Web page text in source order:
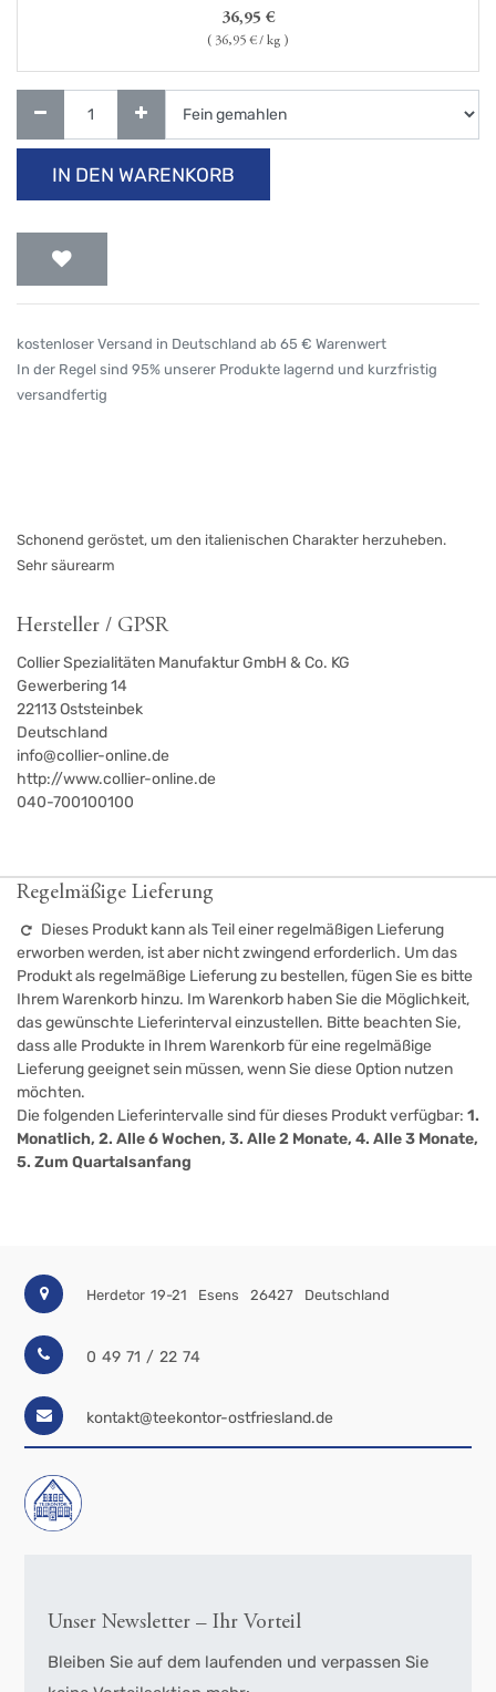
36,95 €
( 36,95 € / kg )
IN DEN WARENKORB
kostenloser Versand in Deutschland ab 65 € Warenwert
In der Regel sind 95% unserer Produkte lagernd und kurzfristig
versandfertig
Schonend geröstet, um den italienischen Charakter herzuheben.
Sehr säurearm
Hersteller / GPSR
Collier Spezialitäten Manufaktur GmbH & Co. KG
Gewerbering 14
22113Oststeinbek
Deutschland
info@collier-online.de
http://www.collier-online.de
040-700100100
Regelmäßige Lieferung
Dieses Produkt kann als Teil einer regelmäßigen Lieferung
erworben werden, ist aber nicht zwingend erforderlich. Um das
Produkt als regelmäßige Lieferung zu bestellen, fügen Sie es bitte
Ihrem Warenkorb hinzu. Im Warenkorb haben Sie die Möglichkeit,
das gewünschte Lieferinterval einzustellen. Bitte beachten Sie,
dass alle Produkte in Ihrem Warenkorb für eine regelmäßige
Lieferung geeignet sein müssen, wenn Sie diese Option nutzen
möchten.
Die folgenden Lieferintervalle sind für dieses Produkt verfügbar: 1.
Monatlich, 2. Alle 6 Wochen, 3. Alle 2 Monate, 4. Alle 3 Monate,
5. Zum Quartalsanfang
Herdetor 19-21 Esens 26427 Deutschland
0 49 71 / 22 74
kontakt@teekontor-ostfriesland.de
Unser Newsletter – Ihr Vorteil
Bleiben Sie auf dem laufenden und verpassen Sie